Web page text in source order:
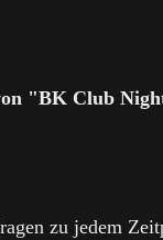
"BK Club
zu jedem